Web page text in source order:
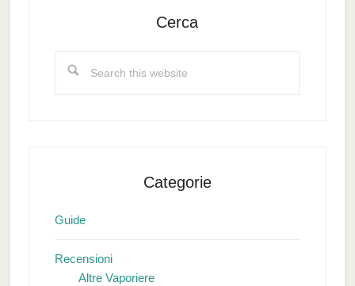
Cerca
this
Categorie
Guide
Recensioni
Altre Vaporiere